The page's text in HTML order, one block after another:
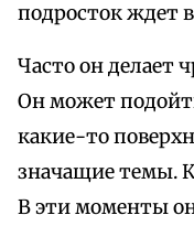
подросток ждет
Часто он делает
Он может
какие-то
значащие темы.
В эти моменты